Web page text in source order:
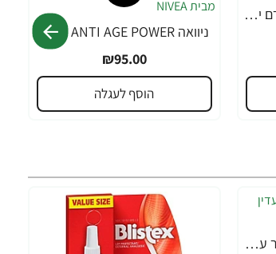
ניוואה ACTIVE ENERGY קרם יום לגבר 50 מ"ל - מבית NIVEA
ניוואה ANTI AGE POWER אנטי אייג' פאוור סרום 2 ב-1 לגבר 30 מ"ל - מבית NIVEA
₪95.00
הוסף לעגלה
אורנה 19 קרם להסרת שיער עדין במיוחד 90 מ"ל